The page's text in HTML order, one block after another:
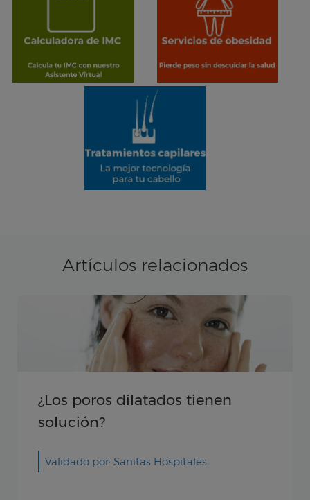
Artículos relacionados
¿Los poros dilatados tienen
solución?
Validado por: Sanitas Hospitales